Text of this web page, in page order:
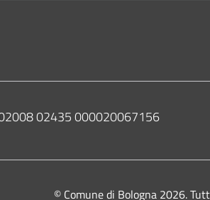
02008 02435 000020067156
© Comune di Bologna 2026.